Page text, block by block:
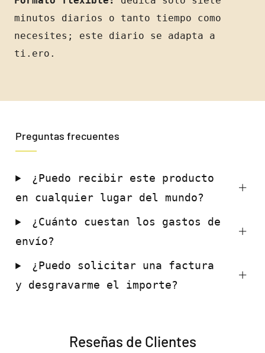
minutos diarios o tanto tiempo como
necesites; este diario se adapta a
ti.ero.
Preguntas frecuentes
¿Puedo recibir este producto
en cualquier lugar del mundo?
¿Cuánto cuestan los gastos de
envío?
¿Puedo solicitar una factura
y desgravarme el importe?
Reseñas de Clientes